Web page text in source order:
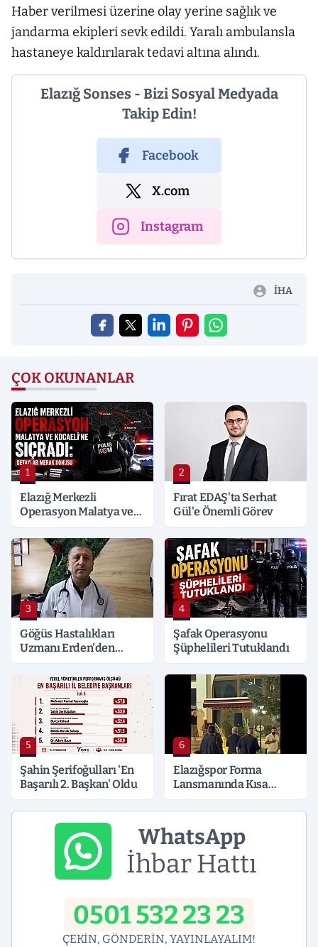
Haber verilmesi üzerine olay yerine sağlık ve
jandarma ekipleri sevk edildi. Yaralı ambulansla
hastaneye kaldırılarak tedavi altına alındı.
Elazığ Sonses - Bizi Sosyal Medyada
Takip Edin!
Facebook
X.com
Instagram
İHA
ÇOK OKUNANLAR
1
Elazığ Merkezli
Operasyon Malatya ve
Detaylar Merak Konusu
2
Fırat EDAŞ'ta Serhat
Gül'e Önemli Görev
3
Göğüs Hastalıkları
Uzmanı Erden'den
4
Şafak Operasyonu
Şüphelileri Tutuklandı
5
Şahin Şerifoğulları 'En
Başarılı 2. Başkan' Oldu
6
Elazığspor Forma
Lansmanında Kısa
WhatsApp
İhbar Hattı
0501 532 23 23
ÇEKİN, GÖNDERİN, YAYINLAYALIM!